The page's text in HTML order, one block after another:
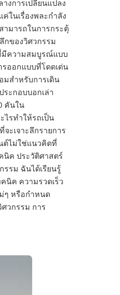
งการเปลี่ยนแปลง
ในเรื่องพละกำลัง
มารถในการกระตุ้
กของวิศวกรรม
มีความสมบูรณ์แบบ
รออกแบบที่โดดเด่น
มสำหรับการเดิน
ะกอบบอกเล่า
คันใน
ไรทำให้รถเป็น
ะเจาะลึกรายการ
ต์ไม่ใช่แนวคิดที่
นิค ประวัติศาสตร์
รม ฉันได้เรียนรู้
นิค ความรวดเร็ว
ๆ หรือกำหนด
วกรรม การ